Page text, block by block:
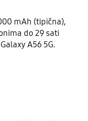
mAh (tipična),
do 29 sati
A56 5G.